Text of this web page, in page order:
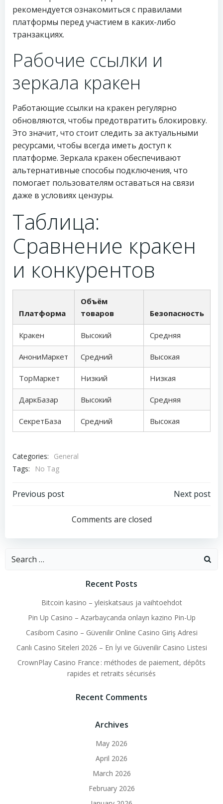
рекомендуется ознакомиться с правилами
платформы перед участием в каких-либо
транзакциях.
Рабочие ссылки и
зеркала кракен
Работающие ссылки на кракен регулярно
обновляются, чтобы предотвратить блокировку.
Это значит, что стоит следить за актуальными
ресурсами, чтобы всегда иметь доступ к
платформе. Зеркала кракен обеспечивают
альтернативные способы подключения, что
помогает пользователям оставаться на связи
даже в условиях цензуры.
Таблица:
Сравнение кракен
и конкурентов
Платформа
Объём
товаров
Безопасность
Кракен Высокий Средняя
АнониМаркет Средний Высокая
ТорМаркет Низкий Низкая
ДаркБазар Высокий Средняя
СекретБаза Средний Высокая
Categories:
General
Tags:
No Tag
Post
navigation
Previous post
navigation
Next post
Comments are closed
Search
Recent Posts
Bitcoin kasino – yleiskatsaus ja vaihtoehdot
Pin Up Casino – Azərbaycanda onlayn kazino Pin-Up
Casibom Casino – Güvenilir Online Casino Giriş Adresi
Canlı Casino Siteleri 2026 – En İyi ve Güvenilir Casino Listesi
CrownPlay Casino France : méthodes de paiement, dépôts
rapides et retraits sécurisés
Recent Comments
Archives
May 2026
April 2026
March 2026
February 2026